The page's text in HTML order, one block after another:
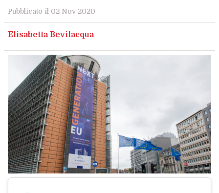
Pubblicato il 02 Nov 2020
Elisabetta Bevilacqua